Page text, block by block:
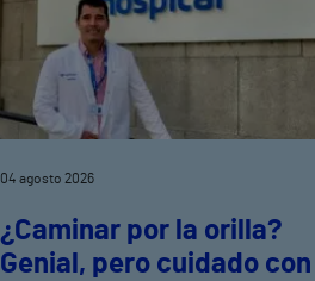
04 agosto 2026
¿Caminar por la orilla?
Genial, pero cuidado con